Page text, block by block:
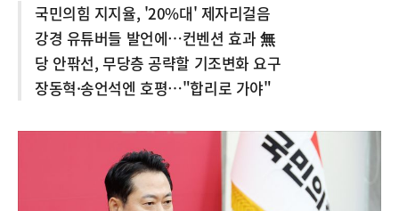
국민의힘 지지율, '20%대' 제자리걸음
강경 유튜버들 발언에…컨벤션 효과 無
당 안팎선, 무당층 공략할 기조변화 요구
장동혁·송언석엔 호평…"합리로 가야"